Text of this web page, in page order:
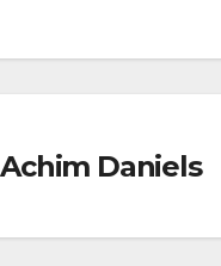
Achim Daniels